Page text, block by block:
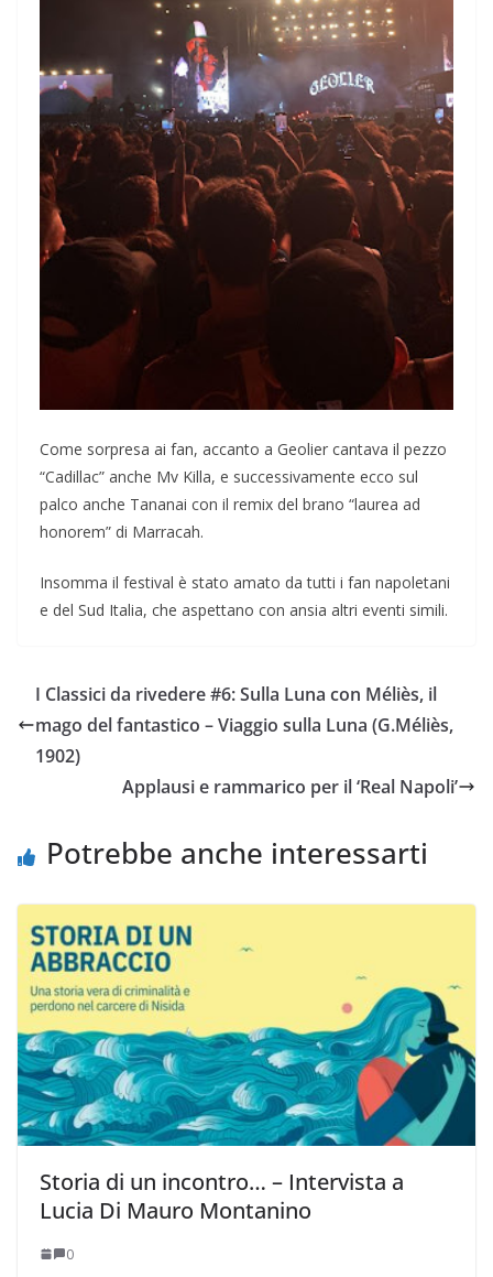
Come sorpresa ai fan, accanto a Geolier cantava il pezzo
“Cadillac” anche Mv Killa, e successivamente ecco sul
palco anche Tananai con il remix del brano “laurea ad
honorem” di Marracah.
Insomma il festival è stato amato da tutti i fan napoletani
e del Sud Italia, che aspettano con ansia altri eventi simili.
I Classici da rivedere #6: Sulla Luna con Méliès, il
mago del fantastico – Viaggio sulla Luna (G.Méliès,
1902)
Applausi e rammarico per il ‘Real Napoli’
Potrebbe anche interessarti
Storia di un incontro… – Intervista a
Lucia Di Mauro Montanino
0